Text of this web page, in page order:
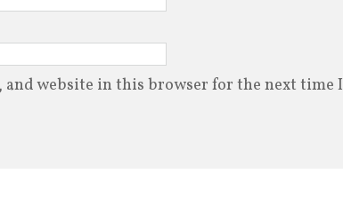
and website in this browser for the next time I